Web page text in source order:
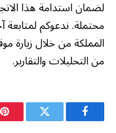
لضمان استدامة هذا
محتملة. ندعوكم لمتابعة
المملكة من خلال زيارة
من التحليلات والتقارير.
فيسبوك تويتر